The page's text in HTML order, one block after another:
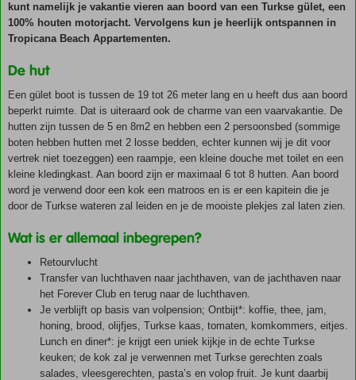
kunt namelijk je vakantie vieren aan boord van een Turkse gület, een
100% houten motorjacht. Vervolgens kun je heerlijk ontspannen in
Tropicana Beach Appartementen.
De hut
Een gület boot is tussen de 19 tot 26 meter lang en u heeft dus aan boord
beperkt ruimte. Dat is uiteraard ook de charme van een vaarvakantie. De
hutten zijn tussen de 5 en 8m2 en hebben een 2 persoonsbed (sommige
boten hebben hutten met 2 losse bedden, echter kunnen wij je dit voor
vertrek niet toezeggen) een raampje, een kleine douche met toilet en een
kleine kledingkast. Aan boord zijn er maximaal 6 tot 8 hutten. Aan boord
word je verwend door een kok een matroos en is er een kapitein die je
door de Turkse wateren zal leiden en je de mooiste plekjes zal laten zien.
Wat is er allemaal inbegrepen?
Retourvlucht
Transfer van luchthaven naar jachthaven, van de jachthaven naar
het Forever Club en terug naar de luchthaven.
Je verblijft op basis van volpension; Ontbijt*: koffie, thee, jam,
honing, brood, olijfjes, Turkse kaas, tomaten, komkommers, eitjes.
Lunch en diner*: je krijgt een uniek kijkje in de echte Turkse
keuken; de kok zal je verwennen met Turkse gerechten zoals
salades, vleesgerechten, pasta’s en volop fruit. Je kunt daarbij